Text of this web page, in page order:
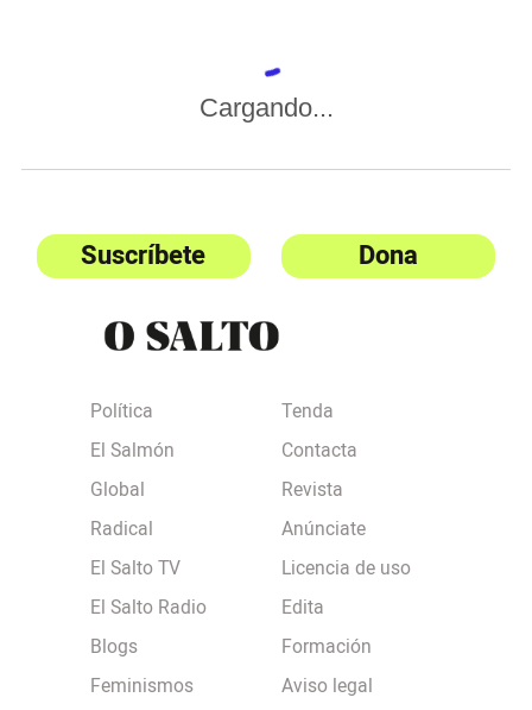
Cargando...
Suscríbete Dona
Política
El Salmón
Global
Radical
El Salto TV
El Salto Radio
Blogs
Feminismos
Tenda
Contacta
Revista
Anúnciate
Licencia de uso
Edita
Formación
Aviso legal